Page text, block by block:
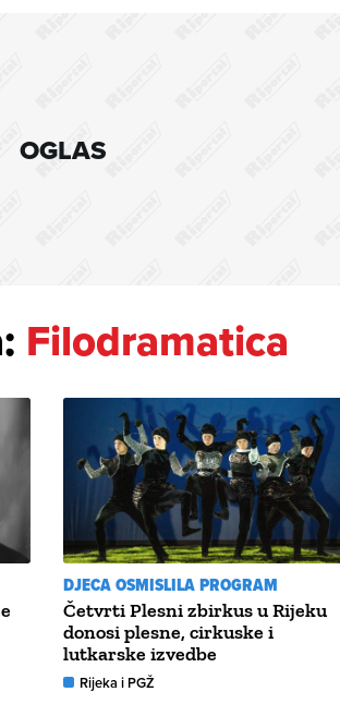
OGLAS
Filodramatica
DJECA OSMISLILA PROGRAM
Četvrti Plesni zbirkus u Rijeku
donosi plesne, cirkuske i
lutkarske izvedbe
Rijeka i PGŽ